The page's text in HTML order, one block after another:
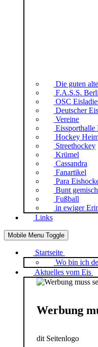
Die guten
F.A.S.S.
OSC
Deutscher
Vereine
Eissporthalle
Hockey
Streethockey
Krümel
Cassandra
Fanartikel
Para
Bunt
Fußball
in ewiger
Links
Mobile Menu Toggle
Startseite
Wo bin ich
Aktuelles vom Eis
Werbung
dit Seitenlogo